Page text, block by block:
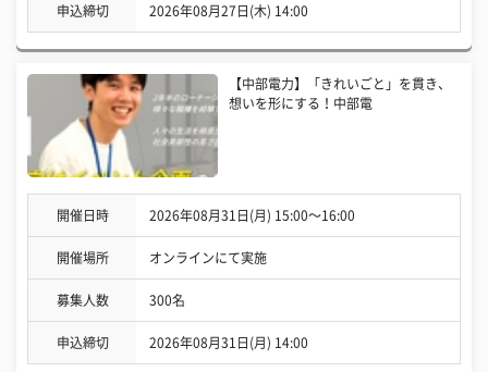
申込締切 2026年08月27日(木) 14:00
【中部電力】「きれいごと」を貫き、
想いを形にする！中部電
開催日時 2026年08月31日(月) 15:00〜16:00
開催場所 オンラインにて実施
募集人数 300名
申込締切 2026年08月31日(月) 14:00